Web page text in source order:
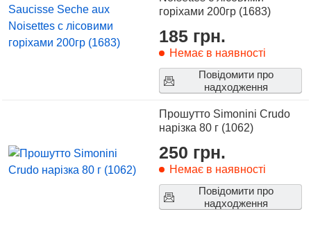
горіхами 200гр (1683)
185 грн.
Немає в наявності
Повідомити про
надходження
Прошутто Simonini Crudo
нарізка 80 г (1062)
250 грн.
Немає в наявності
Повідомити про
надходження